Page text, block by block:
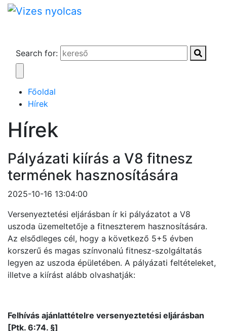
Search for:
Főoldal
Hírek
Hírek
Pályázati kiírás a V8 fitnesz
termének hasznosítására
2025-10-16 13:04:00
Versenyeztetési eljárásban ír ki pályázatot a V8
uszoda üzemeltetője a fitneszterem hasznosítására.
Az elsődleges cél, hogy a következő 5+5 évben
korszerű és magas színvonalú fitnesz-szolgáltatás
legyen az uszoda épületében. A pályázati feltételeket,
illetve a kiírást alább olvashatják:
Felhívás ajánlattételre versenyeztetési eljárásban
[Ptk. 6:74. §]